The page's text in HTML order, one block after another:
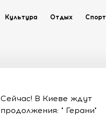
Культура Отдых Спорт
Сейчас! В Киеве ждут
продолжения: " Герани"